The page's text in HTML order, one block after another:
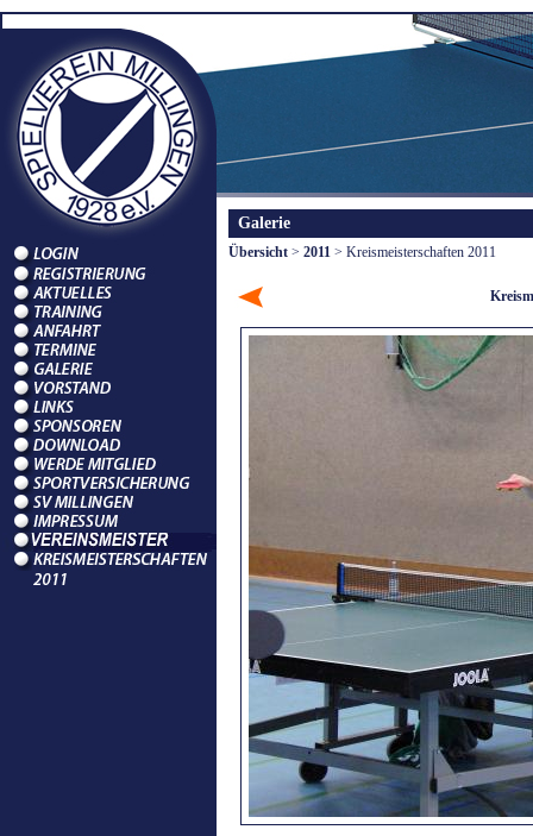
Galerie
Übersicht > 2011 > Kreismeisterschaften 2011